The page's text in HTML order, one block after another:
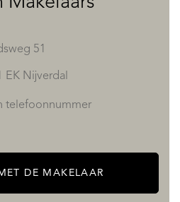
dubbele trapopgang,
een dubbel wastafelmeubel,
51
EK Nijverdal
telefoonnummer
DE MAKELAAR